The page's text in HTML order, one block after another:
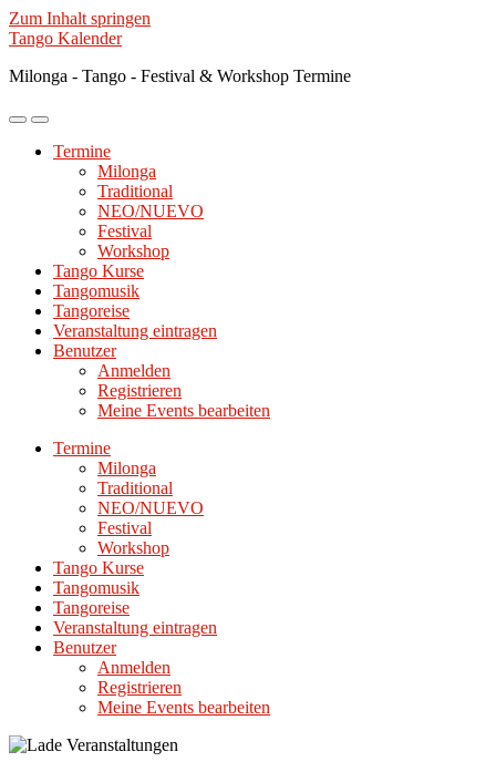
Zum Inhalt springen
Tango Kalender
Milonga - Tango - Festival & Workshop Termine
Mobile-
ein-/ausblenden
Suchfeld
ein-/ausblenden
Termine
Milonga
Traditional
NEO/NUEVO
Festival
Workshop
Tango Kurse
Tangomusik
Tangoreise
Veranstaltung eintragen
Benutzer
Anmelden
Registrieren
Meine Events bearbeiten
Termine
Milonga
Traditional
NEO/NUEVO
Festival
Workshop
Tango Kurse
Tangomusik
Tangoreise
Veranstaltung eintragen
Benutzer
Anmelden
Registrieren
Meine Events bearbeiten